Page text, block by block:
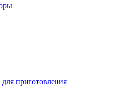
для приготовления